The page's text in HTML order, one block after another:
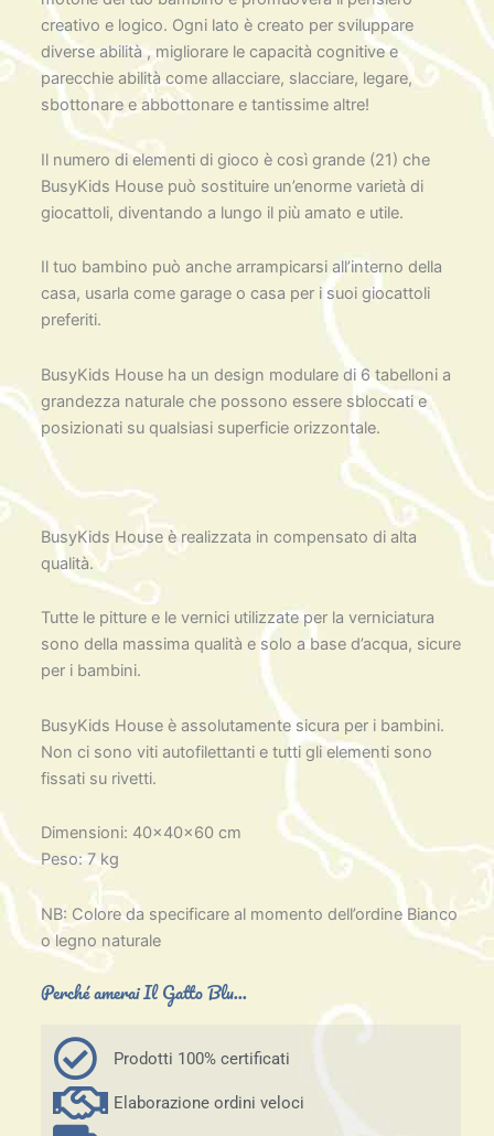
creativo e logico. Ogni lato è creato per sviluppare
diverse abilità , migliorare le capacità cognitive e
parecchie abilità come allacciare, slacciare, legare,
sbottonare e abbottonare e tantissime altre!
Il numero di elementi di gioco è così grande (21) che
BusyKids House può sostituire un’enorme varietà di
giocattoli, diventando a lungo il più amato e utile.
Il tuo bambino può anche arrampicarsi all’interno della
casa, usarla come garage o casa per i suoi giocattoli
preferiti.
BusyKids House ha un design modulare di 6 tabelloni a
grandezza naturale che possono essere sbloccati e
posizionati su qualsiasi superficie orizzontale.
BusyKids House è realizzata in compensato di alta
qualità.
Tutte le pitture e le vernici utilizzate per la verniciatura
sono della massima qualità e solo a base d’acqua, sicure
per i bambini.
BusyKids House è assolutamente sicura per i bambini.
Non ci sono viti autofilettanti e tutti gli elementi sono
fissati su rivetti.
Dimensioni: 40x40x60 cm
Peso: 7 kg
NB: Colore da specificare al momento dell’ordine Bianco
o legno naturale
Perché amerai Il Gatto Blu...
Prodotti 100% certificati
Elaborazione ordini veloci